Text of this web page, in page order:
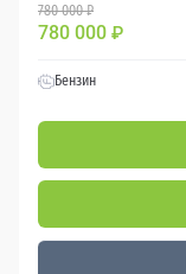
780 000 ₽
780 000 ₽
Бензин